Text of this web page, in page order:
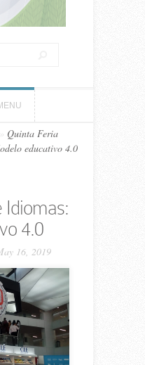
Quinta Feria
educativo 4.0
Idiomas:
4.0
16, 2019